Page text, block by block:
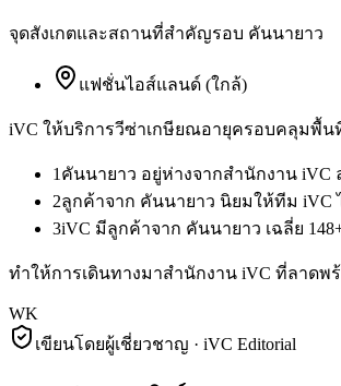
จุดสังเกตและสถานที่สำคัญรอบ คันนายาว
แฟชั่นไอส์แลนด์ (ใกล้)
iVC ให้บริการวีซ่าเกษียณอายุครอบคลุมพื้น
1คันนายาว อยู่ห่างจากสำนักงาน iVC
2ลูกค้าจาก คันนายาว นิยมให้ทีม iVC
3iVC มีลูกค้าจาก คันนายาว เฉลี่ย
ทำให้การเดินทางมาสำนักงาน iVC ที่ลาดพ
WK
เขียนโดยผู้เชี่ยวชาญ · iVC Editorial